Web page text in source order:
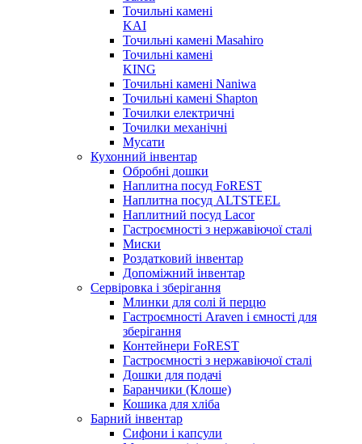
Точильні камені
KAI
Точильні камені Masahiro
Точильні камені
KING
Точильні камені Naniwa
Точильні камені Shapton
Точилки електричні
Точилки механічні
Мусати
Кухонний інвентар
Обробні дошки
Наплитна посуд FoREST
Наплитна посуд ALTSTEEL
Наплитний посуд Lacor
Гастроємності з нержавіючої сталі
Миски
Роздатковий інвентар
Допоміжний інвентар
Сервіровка і зберігання
Млинки для солі й перцю
Гастроємності Araven і ємності для
зберігання
Контейнери FoREST
Гастроємності з нержавіючої сталі
Дошки для подачі
Баранчики (Клоше)
Кошика для хліба
Барний інвентар
Сифони і капсули